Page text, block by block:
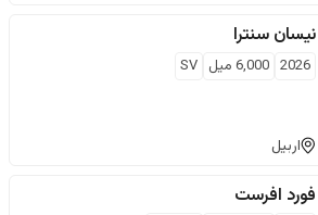
نيسان سنترا
2026
6,000 ميل SV
اربيل
فورد افرست